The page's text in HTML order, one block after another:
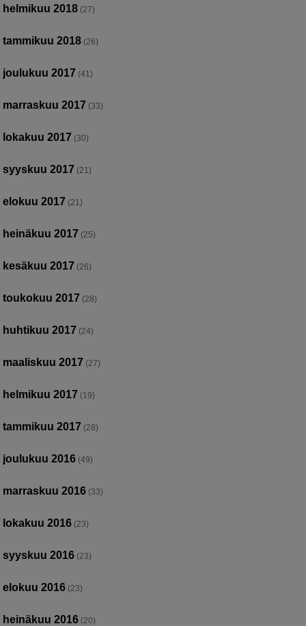
helmikuu 2018 (27)
tammikuu 2018 (26)
joulukuu 2017 (41)
marraskuu 2017 (33)
lokakuu 2017 (30)
syyskuu 2017 (21)
elokuu 2017 (21)
heinäkuu 2017 (25)
kesäkuu 2017 (26)
toukokuu 2017 (28)
huhtikuu 2017 (24)
maaliskuu 2017 (27)
helmikuu 2017 (19)
tammikuu 2017 (28)
joulukuu 2016 (49)
marraskuu 2016 (33)
lokakuu 2016 (23)
syyskuu 2016 (23)
elokuu 2016 (23)
heinäkuu 2016 (20)